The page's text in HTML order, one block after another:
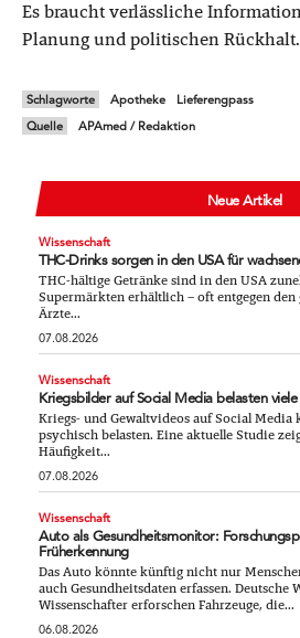
Es braucht verlässliche
Planung und politischen Rückhalt.
Schlagworte Apotheke
Lieferengpass
Quelle
APAmed / Redaktion
Neue Artikel
Wissenschaft
THC-Drinks sorgen in den USA für
THC-hältige Getränke sind in den USA
Supermärkten erhältlich – oft entgegen
Ärzte...
07.08.2026
Wissenschaft
Kriegsbilder auf Social Media belasten
Kriegs- und Gewaltvideos auf Social Media
psychisch belasten. Eine aktuelle Studie
Häufigkeit...
07.08.2026
Wissenschaft
Auto als Gesundheitsmonitor:
Früherkennung
Das Auto könnte künftig nicht nur
auch Gesundheitsdaten erfassen. Deutsche
Wissenschafter erforschen Fahrzeuge, die...
06.08.2026